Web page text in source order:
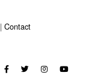
Contact